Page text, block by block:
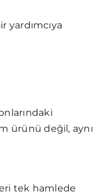
yardımcıya
ürünü değil, aynı
tek hamlede